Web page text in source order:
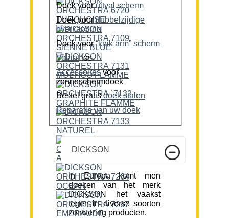
Doek voor
uitval scherm
Doek voordubbelzijdige
overkapping
Doek voor
“knik arm” scherm
Volantlos
Accessoiresvoor
zonneschermdoek
Bestel gratis doek stalen
Reparatie van uw doek
DICKSON
In Europa komt men
doeken van het merk
DICKSON het vaakst
tegen in diverse soorten
zonwering producten.